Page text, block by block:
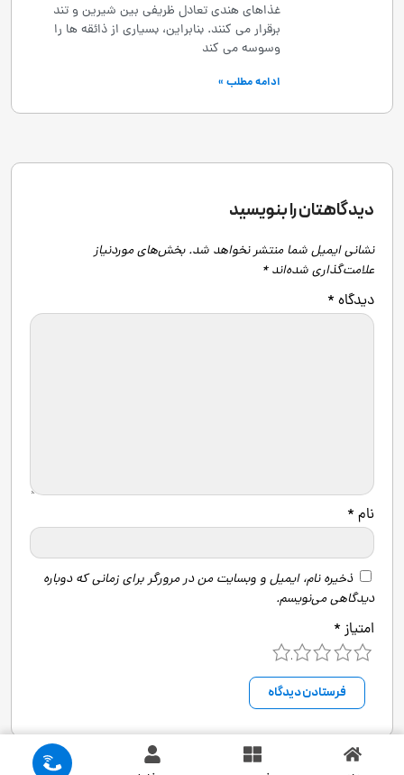
غذاهای هندی تعادل ظریفی بین شیرین و تند
برقرار می کنند. بنابراین، بسیاری از ذائقه ها را
وسوسه می کند
ادامه مطلب »
دیدگاهتان را بنویسید
نشانی ایمیل شما منتشر نخواهد شد. بخش‌های موردنیاز
علامت‌گذاری شده‌اند*
دیدگاه *
نام *
ذخیره نام، ایمیل و وبسایت من در مرورگر برای زمانی که دوباره
دیدگاهی می‌نویسم.
امتیاز *
4 3 2 1